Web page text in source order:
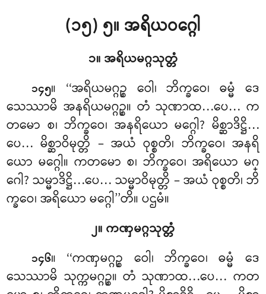
(၁၅) ၅။ အရိယဝဂ္ဂေါ
၁။ အရိယမဂ္ဂသုတ္တံ
၁၄၅။ ‘‘အရိယမဂ္ဂဉ္စ ဝေါ၊ ဘိက္ခဝေ၊ ဓမ္မံ ဒေ
သေဿာမိ အနရိယမဂ္ဂဉ္စ။ တံ သုဏာထ…ပေ… က
တမော စ၊ ဘိက္ခဝေ၊ အနရိယော မဂ္ဂေါ? မိစ္ဆာဒိဋ္ဌိ…
ပေ… မိစ္ဆာဝိမုတ္တိ – အယံ ဝုစ္စတိ၊ ဘိက္ခဝေ၊ အနရိ
ယော မဂ္ဂေါ။ ကတမော စ၊ ဘိက္ခဝေ၊ အရိယော မဂ္
ဂေါ? သမ္မာဒိဋ္ဌိ…ပေ… သမ္မာဝိမုတ္တိ – အယံ ဝုစ္စတိ၊ ဘိ
က္ခဝေ၊ အရိယော မဂ္ဂေါ’’တိ။ ပဌမံ။
၂။ ကဏှမဂ္ဂသုတ္တံ
၁၄၆။ ‘‘ကဏှမဂ္ဂဉ္စ ဝေါ၊ ဘိက္ခဝေ၊ ဓမ္မံ ဒေ
သေဿာမိ သုက္ကမဂ္ဂဉ္စ။ တံ သုဏာထ…ပေ… ကတ